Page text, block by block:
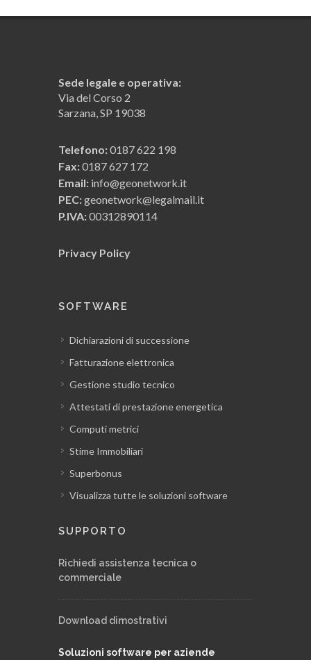
Interfacciamento con Expert
Superbonus
Euclide IFC: computo metrico a partire
da un modello BIM
Gestione delle quantità in partita
provvisoria
Registro documenti: altri documenti di
finale
generica
sottomissione della perizia
Sede legale e operativa:
Via del Corso 2
Sarzana, SP 19038
Telefono:0187 622 198
Fax:0187 627 172
Email: info@geonetwork.it
PEC:geonetwork@legalmail.it
P.IVA:00312890114
Privacy Policy
SOFTWARE
Dichiarazioni di successione
Fatturazione elettronica
Gestione studio tecnico
Attestati di prestazione energetica
Computi metrici
Stime Immobiliari
Superbonus
Visualizza tutte le soluzioni software
SUPPORTO
Richiedi assistenza tecnica o
commerciale
Download dimostrativi
Soluzioni software per aziende